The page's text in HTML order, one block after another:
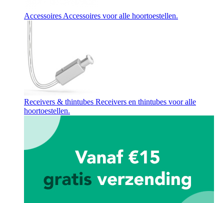
AccessoiresAccessoires voor alle hoortoestellen.
Receivers & thintubes Receivers en thintubes voor alle
hoortoestellen.